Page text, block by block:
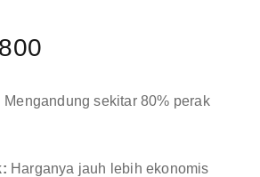
Mengandung sekitar 80% perak
Harganya jauh lebih ekonomis